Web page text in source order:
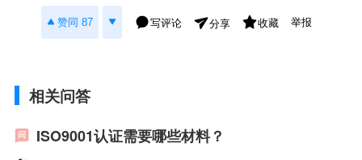
赞同 87 写评论 分享 收藏 举报
相关问答
ISO9001认证需要哪些材料？